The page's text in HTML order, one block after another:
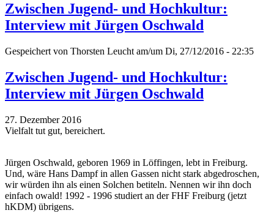
Zwischen Jugend- und Hochkultur:
Interview mit Jürgen Oschwald
Gespeichert von Thorsten Leucht am/um Di, 27/12/2016 - 22:35
Zwischen Jugend- und Hochkultur:
Interview mit Jürgen Oschwald
27. Dezember 2016
Vielfalt tut gut, bereichert.
Jürgen Oschwald, geboren 1969 in Löffingen, lebt in Freiburg.
Und, wäre Hans Dampf in allen Gassen nicht stark abgedroschen,
wir würden ihn als einen Solchen betiteln. Nennen wir ihn doch
einfach owald! 1992 - 1996 studiert an der FHF Freiburg (jetzt
hKDM) übrigens.